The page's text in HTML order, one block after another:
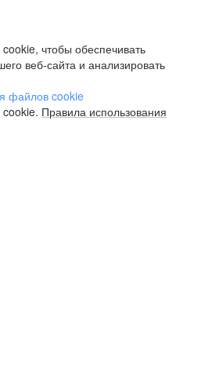
чтобы обеспечивать
веб-сайта и анализировать
файлов cookie
Правила использования